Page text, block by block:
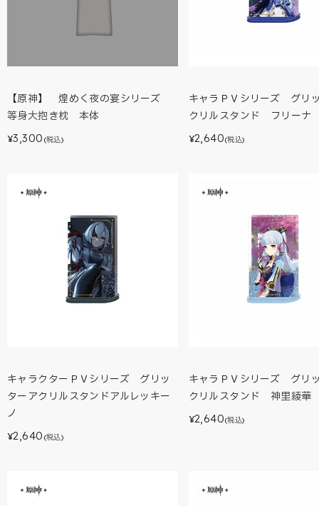
【原神】 煌めく夜の宴シリーズ
等身大抱き枕 本体
¥3,300 (税込)
キャラＰＶシリーズ グリ
クリルスタンド フリーナ
¥2,640(税込)
キャラクターＰＶシリーズ グリッ
ターアクリルスタンドアルレッキー
ノ
¥2,640 (税込)
キャラＰＶシリーズ グリ
クリルスタンド 神里綾華
¥2,640(税込)